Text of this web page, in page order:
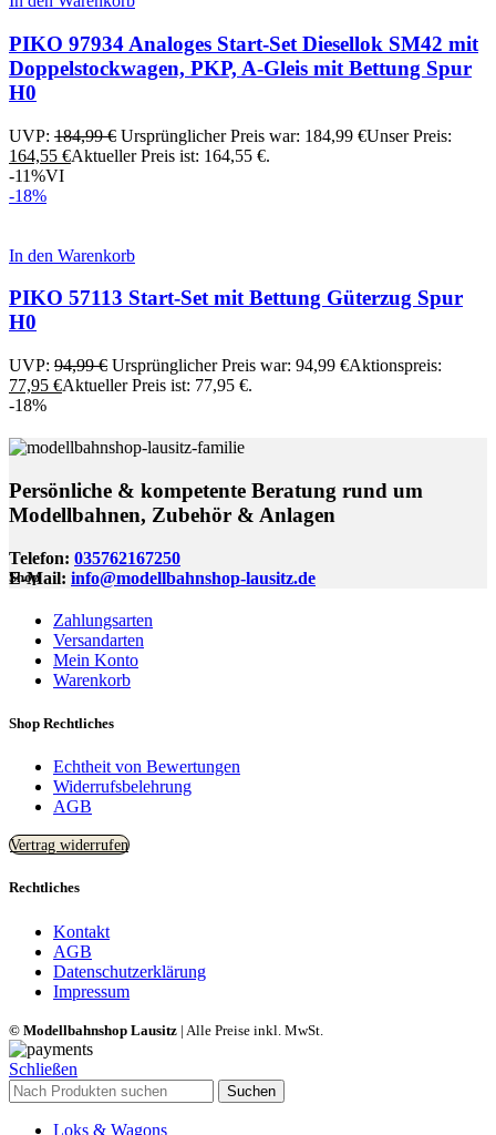
PIKO 97934 Analoges Start-Set Diesellok SM42 mit
Doppelstockwagen, PKP, A-Gleis mit Bettung Spur
H0
UVP: 184,99€ Ursprünglicher Preis war: 184,99 €Unser Preis:
164,55 €Aktueller Preis ist: 164,55 €.
-11%VI
-18%
In den Warenkorb
PIKO 57113 Start-Set mit Bettung Güterzug Spur
H0
UVP: 94,99€ Ursprünglicher Preis war: 94,99 €Aktionspreis:
77,95 €Aktueller Preis ist: 77,95 €.
-18%
Persönliche & kompetente Beratung rund um
Modellbahnen, Zubehör & Anlagen
Telefon: 035762167250
E-Mail: info@modellbahnshop-lausitz.de
Shop
Zahlungsarten
Versandarten
Mein Konto
Warenkorb
Shop Rechtliches
Echtheit von Bewertungen
Widerrufsbelehrung
AGB
Vertrag widerrufen
Rechtliches
Kontakt
AGB
Datenschutzerklärung
Impressum
© Modellbahnshop Lausitz | Alle Preise inkl. MwSt.
Schließen
Suchen
Loks & Wagons